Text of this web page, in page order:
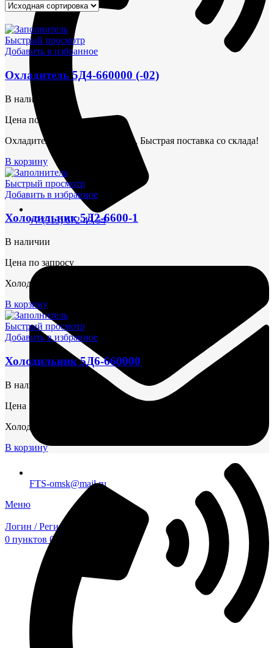
+7 (913) 672-49-54
FTS-omsk@mail.ru
Меню
Логин / Регистрация
0 пунктов 0,00
Быстрый просмотр
Добавить в избранное
Охладитель 5Д4-660000 (-02)
В наличии
Цена по запросу
Охладитель 4Ч 8,5-11-6Ч 9.5/11. Быстрая поставка со склада!
В корзину
Быстрый просмотр
Добавить в избранное
Холодильник 5Д2-6600-1
В наличии
Цена по запросу
Холодильник 4Ч 8,5-11-6Ч 9.5/11. Быстрая поставка со склада!
В корзину
Быстрый просмотр
Добавить в избранное
Холодильник 5Д6-660000
В наличии
Цена по запросу
Холодильник 4Ч 8,5-11-6Ч 9.5/11. Быстрая поставка со склада!
В корзину